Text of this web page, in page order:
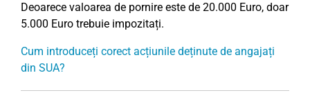
Deoarece valoarea de pornire este de 20.000 Euro, doar
5.000 Euro trebuie impozitați.
Cum introduceți corect acțiunile deținute de angajați
din SUA?